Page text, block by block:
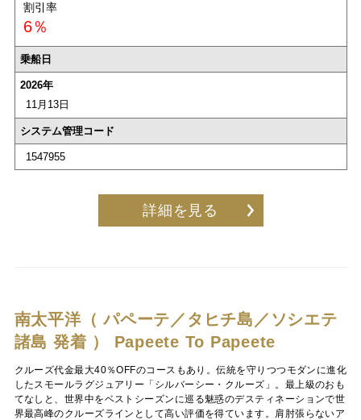
割引率
6％
乗船日
2026年
11月13日
システム管理コード
1547955
詳細を見る
南太平洋（ パペーテ／タヒチ島／ソシエテ
諸島 発着 ） Papeete To Papeete
クルーズ代金最大40％OFFのコースもあり。伝統を守りつつモダンに進化
したスモールラグジュアリー「シルバーシー・クルーズ」。最上級のおも
てなしと、世界中をベストシーズンに巡る魅惑のデスティネーションで世
界最高峰のクルーズラインとして高い評価を得ています。肩肘張らないア